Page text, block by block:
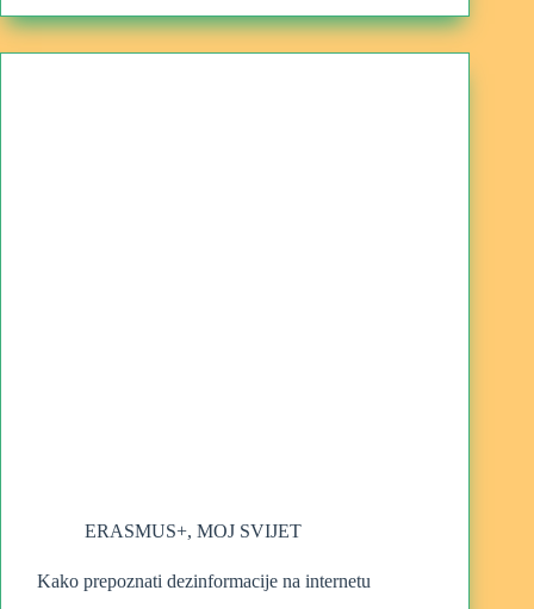
ERASMUS+, MOJ SVIJET
Kako prepoznati dezinformacije na internetu